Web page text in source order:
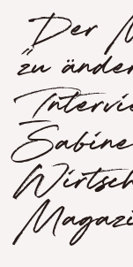
„Der
zu